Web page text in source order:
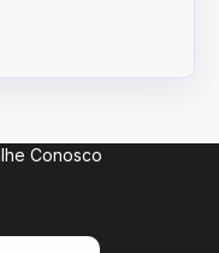
Conosco